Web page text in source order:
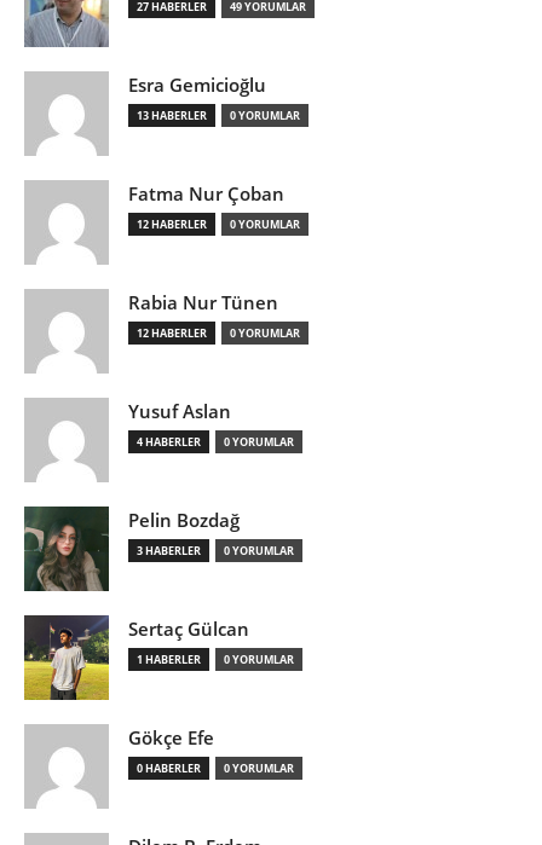
27 HABERLER 49 YORUMLAR
Esra Gemicioğlu
13 HABERLER 0 YORUMLAR
Fatma Nur Çoban
12 HABERLER 0 YORUMLAR
Rabia Nur Tünen
12 HABERLER 0 YORUMLAR
Yusuf Aslan
4 HABERLER 0 YORUMLAR
Pelin Bozdağ
3 HABERLER 0 YORUMLAR
Sertaç Gülcan
1 HABERLER 0 YORUMLAR
Gökçe Efe
0 HABERLER 0 YORUMLAR